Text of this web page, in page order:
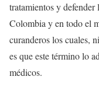
tratamientos y
Colombia y en todo el
curanderos los cuales,
es que este término lo
médicos.